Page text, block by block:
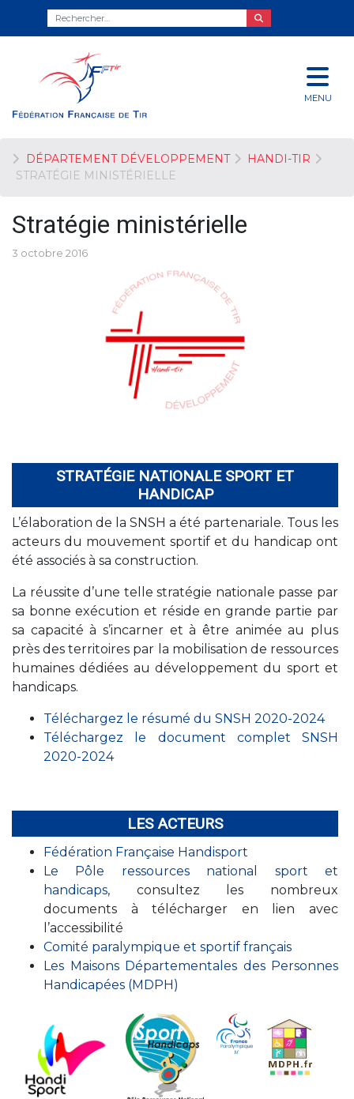
MENU
DÉPARTEMENT DÉVELOPPEMENT
HANDI-TIR
STRATÉGIE MINISTÉRIELLE
Stratégie ministérielle
3 octobre 2016
STRATÉGIE NATIONALE SPORT ET
HANDICAP
L’élaboration de la SNSH a été partenariale. Tous les
acteurs du mouvement sportif et du handicap ont
été associés à sa construction.
La réussite d’une telle stratégie nationale passe par
sa bonne exécution et réside en grande partie par
sa capacité à s’incarner et à être animée au plus
près des territoires par la mobilisation de ressources
humaines dédiées au développement du sport et
handicaps.
Téléchargez le résumé du SNSH 2020-2024
Téléchargez le document complet SNSH
2020-2024
LES ACTEURS
Fédération Française Handisport
Le Pôle ressources national sport et
handicaps, consultez les nombreux
documents à télécharger en lien avec
l’accessibilité
Comité paralympique et sportif français
Les Maisons Départementales des Personnes
Handicapées (MDPH)